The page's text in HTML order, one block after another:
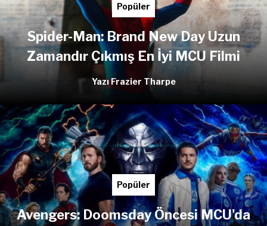
Popüler
Spider-Man: Brand New Day Uzun
Zamandır Çıkmış En İyi MCU Filmi
Yazı Frazier Tharpe
Popüler
Avengers: Doomsday Öncesi MCU'da